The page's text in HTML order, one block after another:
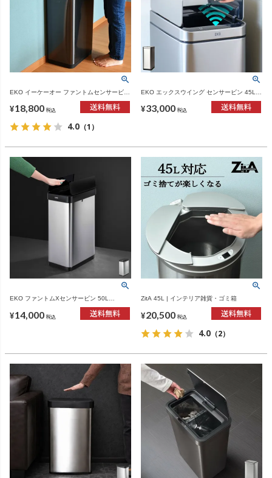
EKO イーケーオー ファントムセンサービン
¥18,800 税込
4.0 （1）
EKO エックスウイング センサービン 45L |
¥33,000 税込
EKO ファントムXセンサービン 50L
EK9276 | インテリア雑貨・ゴミ箱
¥14,000 税込
ZitA 45L | インテリア雑貨・ゴミ箱
¥20,500 税込
4.0 （2）